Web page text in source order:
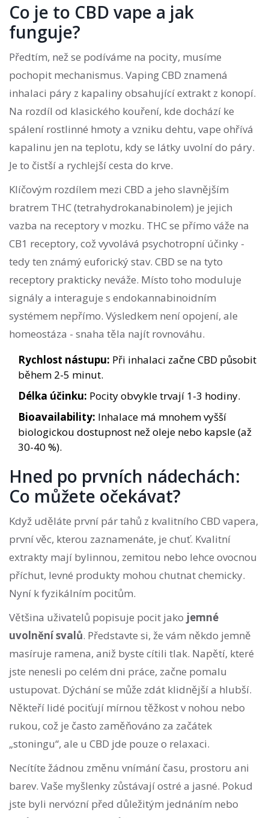
Co je to CBD vape a jak
funguje?
Předtím, než se podíváme na pocity, musíme
pochopit mechanismus. Vaping CBD znamená
inhalaci páry z kapaliny obsahující extrakt z konopí.
Na rozdíl od klasického kouření, kde dochází ke
spálení rostlinné hmoty a vzniku dehtu, vape ohřívá
kapalinu jen na teplotu, kdy se látky uvolní do páry.
Je to čistší a rychlejší cesta do krve.
Klíčovým rozdílem mezi CBD a jeho slavnějším
bratrem THC (tetrahydrokanabinolem) je jejich
vazba na receptory v mozku. THC se přímo váže na
CB1 receptory, což vyvolává psychotropní účinky -
tedy ten známý euforický stav. CBD se na tyto
receptory prakticky neváže. Místo toho moduluje
signály a interaguje s endokannabinoidním
systémem nepřímo. Výsledkem není opojení, ale
homeostáza - snaha těla najít rovnováhu.
Rychlost nástupu: Při inhalaci začne CBD působit
během 2-5 minut.
Délka účinku: Pocity obvykle trvají 1-3 hodiny.
Bioavailability: Inhalace má mnohem vyšší
biologickou dostupnost než oleje nebo kapsle (až
30-40 %).
Hned po prvních nádechách:
Co můžete očekávat?
Když uděláte první pár tahů z kvalitního CBD vapera,
první věc, kterou zaznamenáte, je chuť. Kvalitní
extrakty mají bylinnou, zemitou nebo lehce ovocnou
příchut, levné produkty mohou chutnat chemicky.
Nyní k fyzikálním pocitům.
Většina uživatelů popisuje pocit jako jemné
uvolnění svalů. Představte si, že vám někdo jemně
masíruje ramena, aniž byste cítili tlak. Napětí, které
jste nenesli po celém dni práce, začne pomalu
ustupovat. Dýchání se může zdát klidnější a hlubší.
Někteří lidé pociťují mírnou těžkost v nohou nebo
rukou, což je často zaměňováno za začátek
„stoningu“, ale u CBD jde pouze o relaxaci.
Necítíte žádnou změnu vnímání času, prostoru ani
barev. Vaše myšlenky zůstávají ostré a jasné. Pokud
jste byli nervózní před důležitým jednáním nebo